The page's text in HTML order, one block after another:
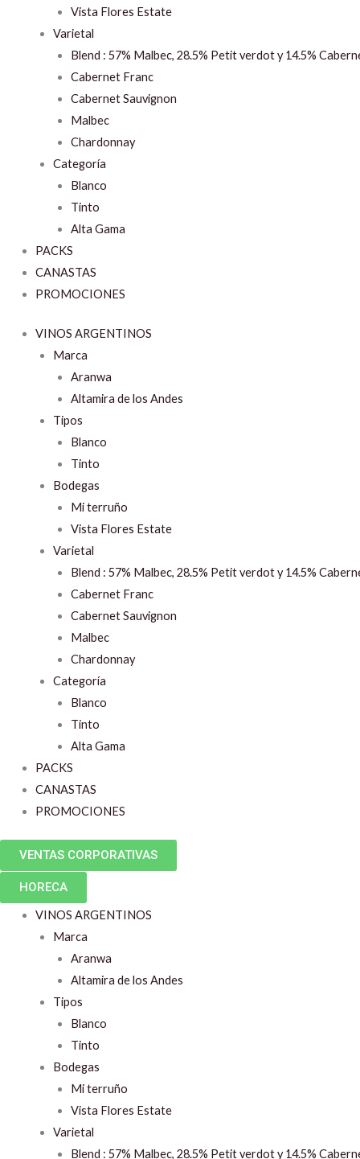
Vista Flores Estate
Varietal
Blend : 57% Malbec, 28.5% Petit verdot y 14.5%
Cabernet Franc
Cabernet Sauvignon
Malbec
Chardonnay
Categoría
Blanco
Tinto
Alta Gama
PACKS
CANASTAS
PROMOCIONES
VINOS ARGENTINOS
Marca
Aranwa
Altamira de los Andes
Tipos
Blanco
Tinto
Bodegas
Mi terruño
Vista Flores Estate
Varietal
Blend : 57% Malbec, 28.5% Petit verdot y 14.5%
Cabernet Franc
Cabernet Sauvignon
Malbec
Chardonnay
Categoría
Blanco
Tinto
Alta Gama
PACKS
CANASTAS
PROMOCIONES
VENTAS CORPORATIVAS
HORECA
VINOS ARGENTINOS
Marca
Aranwa
Altamira de los Andes
Tipos
Blanco
Tinto
Bodegas
Mi terruño
Vista Flores Estate
Varietal
Blend : 57% Malbec, 28.5% Petit verdot y 14.5%